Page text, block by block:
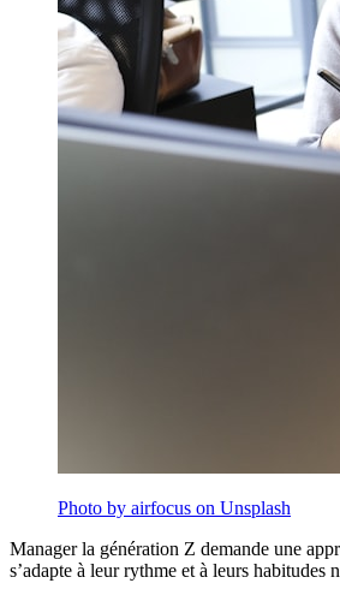
Photo by airfocus on Unsplash
Manager la génération Z demande une
s’adapte à leur rythme et à leurs habitudes